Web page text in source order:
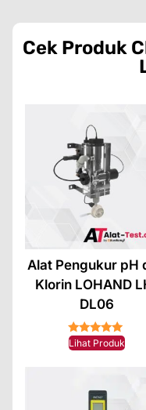
Cek Produk
Alat Pengukur pH
Klorin LOHAND
DL06
★★★★★
Lihat Produk